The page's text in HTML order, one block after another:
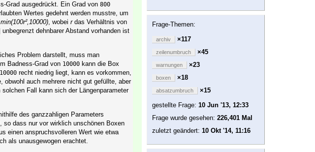
Grad ausgedrückt. Ein Grad von 800
Wertes gedehnt werden musstre, um
min(100r²,10000), wobei rdas Verhältnis von
unbegrenzt dehnbarer Abstand vorhanden ist
Problem darstellt, muss man
Badness-Grad von 10000 kann die Box
10000 recht niedrig liegt, kann es vorkommen,
obwohl auch mehrere nicht gut gefüllte, aber
Fall kann sich der Längenparameter
des ganzzahligen Parameters
so dass nur vor wirklich unschönen Boxen
einen anspruchsvolleren Wert wie etwa
als unausgewogen erachtet.
Frage-Themen:
archiv ×117
zeilenumbruch ×45
warnungen ×23
boxen ×18
absatzumbruch
×15
gestellte Frage: 10 Jun '13, 12:33
Frage wurde gesehen: 226,401 Mal
zuletzt geändert: 10 Okt '14, 11:16